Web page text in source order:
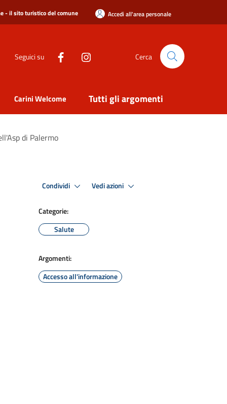
- il sito turistico del comune Accedi all'area personale
Seguici su Cerca
Carini Welcome Tutti gli argomenti
di Palermo
Condividi Vedi azioni
Categorie:
Salute
Argomenti:
Accesso all'informazione